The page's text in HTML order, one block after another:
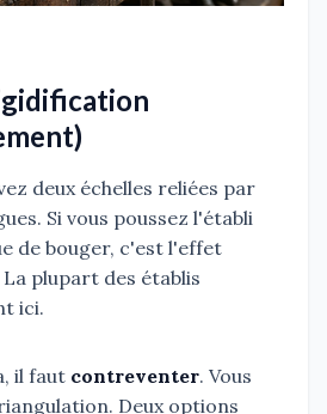
deux échelles reliées par
Si vous poussez l'établi
de bouger, c'est l'effet
plupart des établis
ici.
il faut contreventer. Vous
Deux options